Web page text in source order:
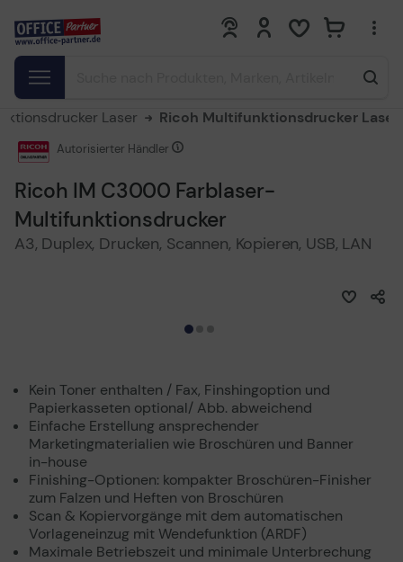
0 0
Laser Ricoh Multifunktionsdrucker Laser
Ricoh IM C3000 Farblaser-
Multifunktionsdrucker
A3, Duplex, Drucken, Scannen, Kopieren, USB, LAN
Autorisierter Händler
Kein Toner enthalten / Fax, Finshingoption und
Papierkasseten optional/ Abb. abweichend
Einfache Erstellung ansprechender
Marketingmaterialien wie Broschüren und Banner
in-house
Finishing-Optionen: kompakter Broschüren-Finisher
zum Falzen und Heften von Broschüren
Scan & Kopiervorgänge mit dem automatischen
Vorlageneinzug mit Wendefunktion (ARDF)
Maximale Betriebszeit und minimale Unterbrechung